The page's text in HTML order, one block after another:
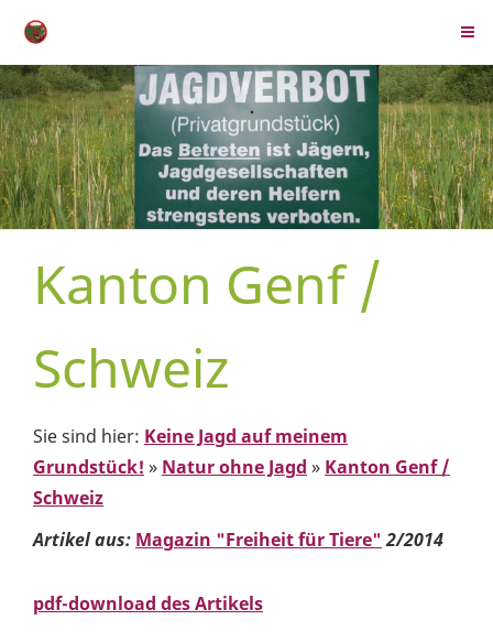
Kanton Genf /
Schweiz
Sie sind hier: Keine Jagd auf meinem
Grundstück! » Natur ohne Jagd » Kanton Genf /
Schweiz
Artikel aus: Magazin "Freiheit für Tiere"2/2014
pdf-download des Artikels